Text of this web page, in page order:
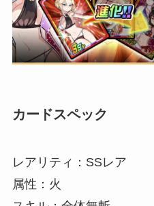
カードスペック
レアリティ：SSレア
属性：火